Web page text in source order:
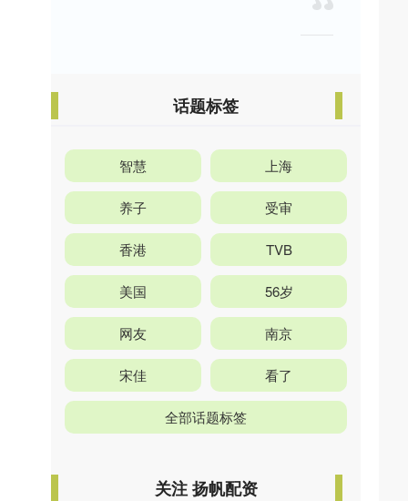
话题标签
智慧 上海
养子 受审
香港 TVB
美国 56岁
网友 南京
宋佳 看了
全部话题标签
关注 扬帆配资